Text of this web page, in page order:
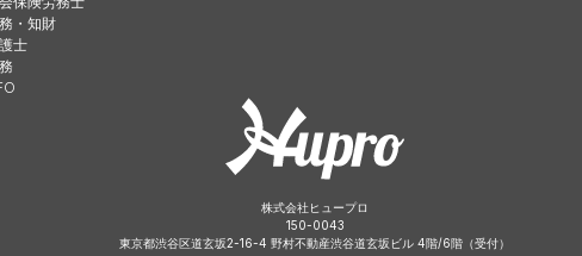
・知財
士
株式会社ヒュープロ
150-0043
東京都渋谷区道玄坂2-16-4 野村不動産渋谷道玄坂ビル 4階/6階（受付）